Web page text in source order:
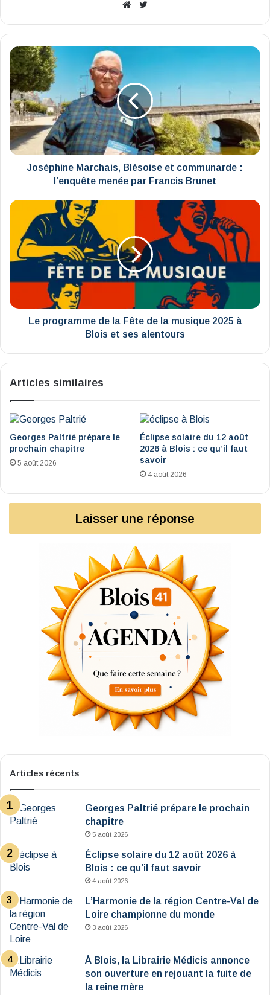
Website
Joséphine
Marchais,
Blésoise
et
communarde
:
l’enquête
menée
par
FrancisJoséphine Marchais, Blésoise et communarde :
l’enquête menée par Francis Brunet
Le
programme
Fête
la
2025
Le programme de la Fête de la musique 2025 à
Blois et ses alentours
Articles similaires
Georges Paltrié prépare le
prochain chapitre
5 août 2026
Éclipse solaire du 12 août
2026 à Blois : ce qu’il faut
savoir
4 août 2026
Laisser une réponse
Articles récents
Georges Paltrié prépare le prochain
chapitre
5 août 2026
Éclipse solaire du 12 août 2026 à
Blois : ce qu’il faut savoir
4 août 2026
L’Harmonie de la région Centre-Val de
Loire championne du monde
3 août 2026
À Blois, la Librairie Médicis annonce
son ouverture en rejouant la fuite de
la reine mère